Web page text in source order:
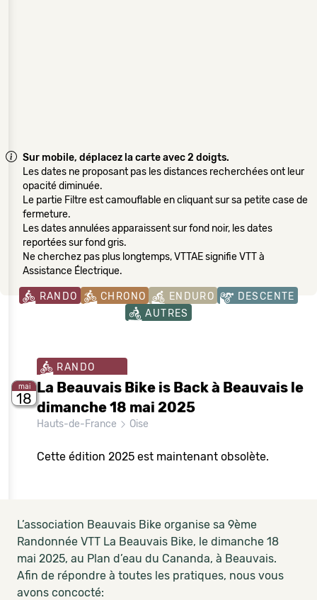
Sur mobile, déplacez la carte avec 2 doigts.
Les dates ne proposant pas les distances recherchées ont leur
opacité diminuée.
Le partie Filtre est camouflable en cliquant sur sa petite case de
fermeture.
Les dates annulées apparaissent sur fond noir, les dates
reportées sur fond gris.
Ne cherchez pas plus longtemps, VTTAE signifie VTT à
Assistance Électrique.
RANDO CHRONO ENDURO
DESCENTE
AUTRES
mai
18
RANDO
La Beauvais Bike is Back à Beauvais le
dimanche 18 mai 2025
Hauts-de-France Oise
Cette édition 2025 est maintenant obsolète.
L’association Beauvais Bike organise sa 9ème
Randonnée VTT La Beauvais Bike, le dimanche 18
mai 2025, au Plan d’eau du Cananda, à Beauvais.
Afin de répondre à toutes les pratiques, nous vous
avons concocté: